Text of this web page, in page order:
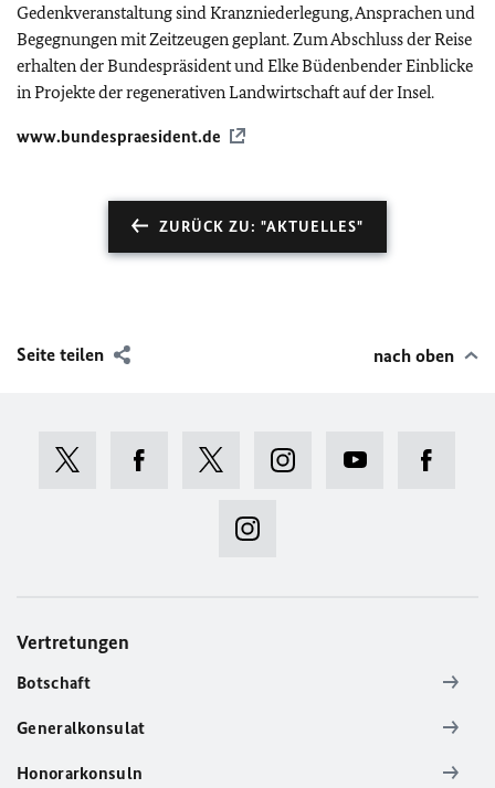
Gedenkveranstaltung sind Kranzniederlegung, Ansprachen und
Begegnungen mit Zeitzeugen geplant. Zum Abschluss der Reise
erhalten der Bundespräsident und Elke Büdenbender Einblicke
in Projekte der regenerativen Landwirtschaft auf der Insel.
www.bundespraesident.de
ZURÜCK ZU: "AKTUELLES"
Seite teilen nach oben
Vertretungen
Botschaft
Generalkonsulat
Honorarkonsuln